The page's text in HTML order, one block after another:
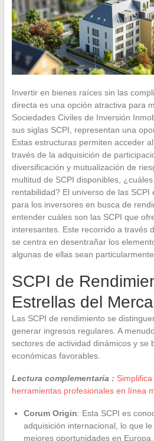
Invertir en bienes raíces sin las
directa es una opción atractiva para
Sociedades Civiles de Inversión
sus siglas SCPI, representan una
Estas estructuras permiten acceder
través de la adquisición de
diversificación y mutualización de
multitud de SCPI disponibles,
rentabilidad? El universo de las SCPI
para los inversores en busca de
entender cuáles son las SCPI que
interesantes. Este recorrido a través
se centra en desentrañar los
algunas de ellas sean
SCPI de
Estrellas del
Las SCPI de rendimiento se
generar ingresos regulares. A
sectores de actividad dinámicos y se
económicas favorables.
Lectura complementaria :
herramientas profesionales en línea
Corum Origin: Esta SCPI es
adquisición internacional, lo que
mejores oportunidades en